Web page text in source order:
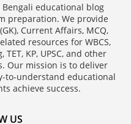
Bengali educational blog
preparation. We provide
Current Affairs, MCQ,
resources for WBCS,
TET, KP, UPSC, and other
Our mission is to deliver
to-understand educational
achieve success.
US